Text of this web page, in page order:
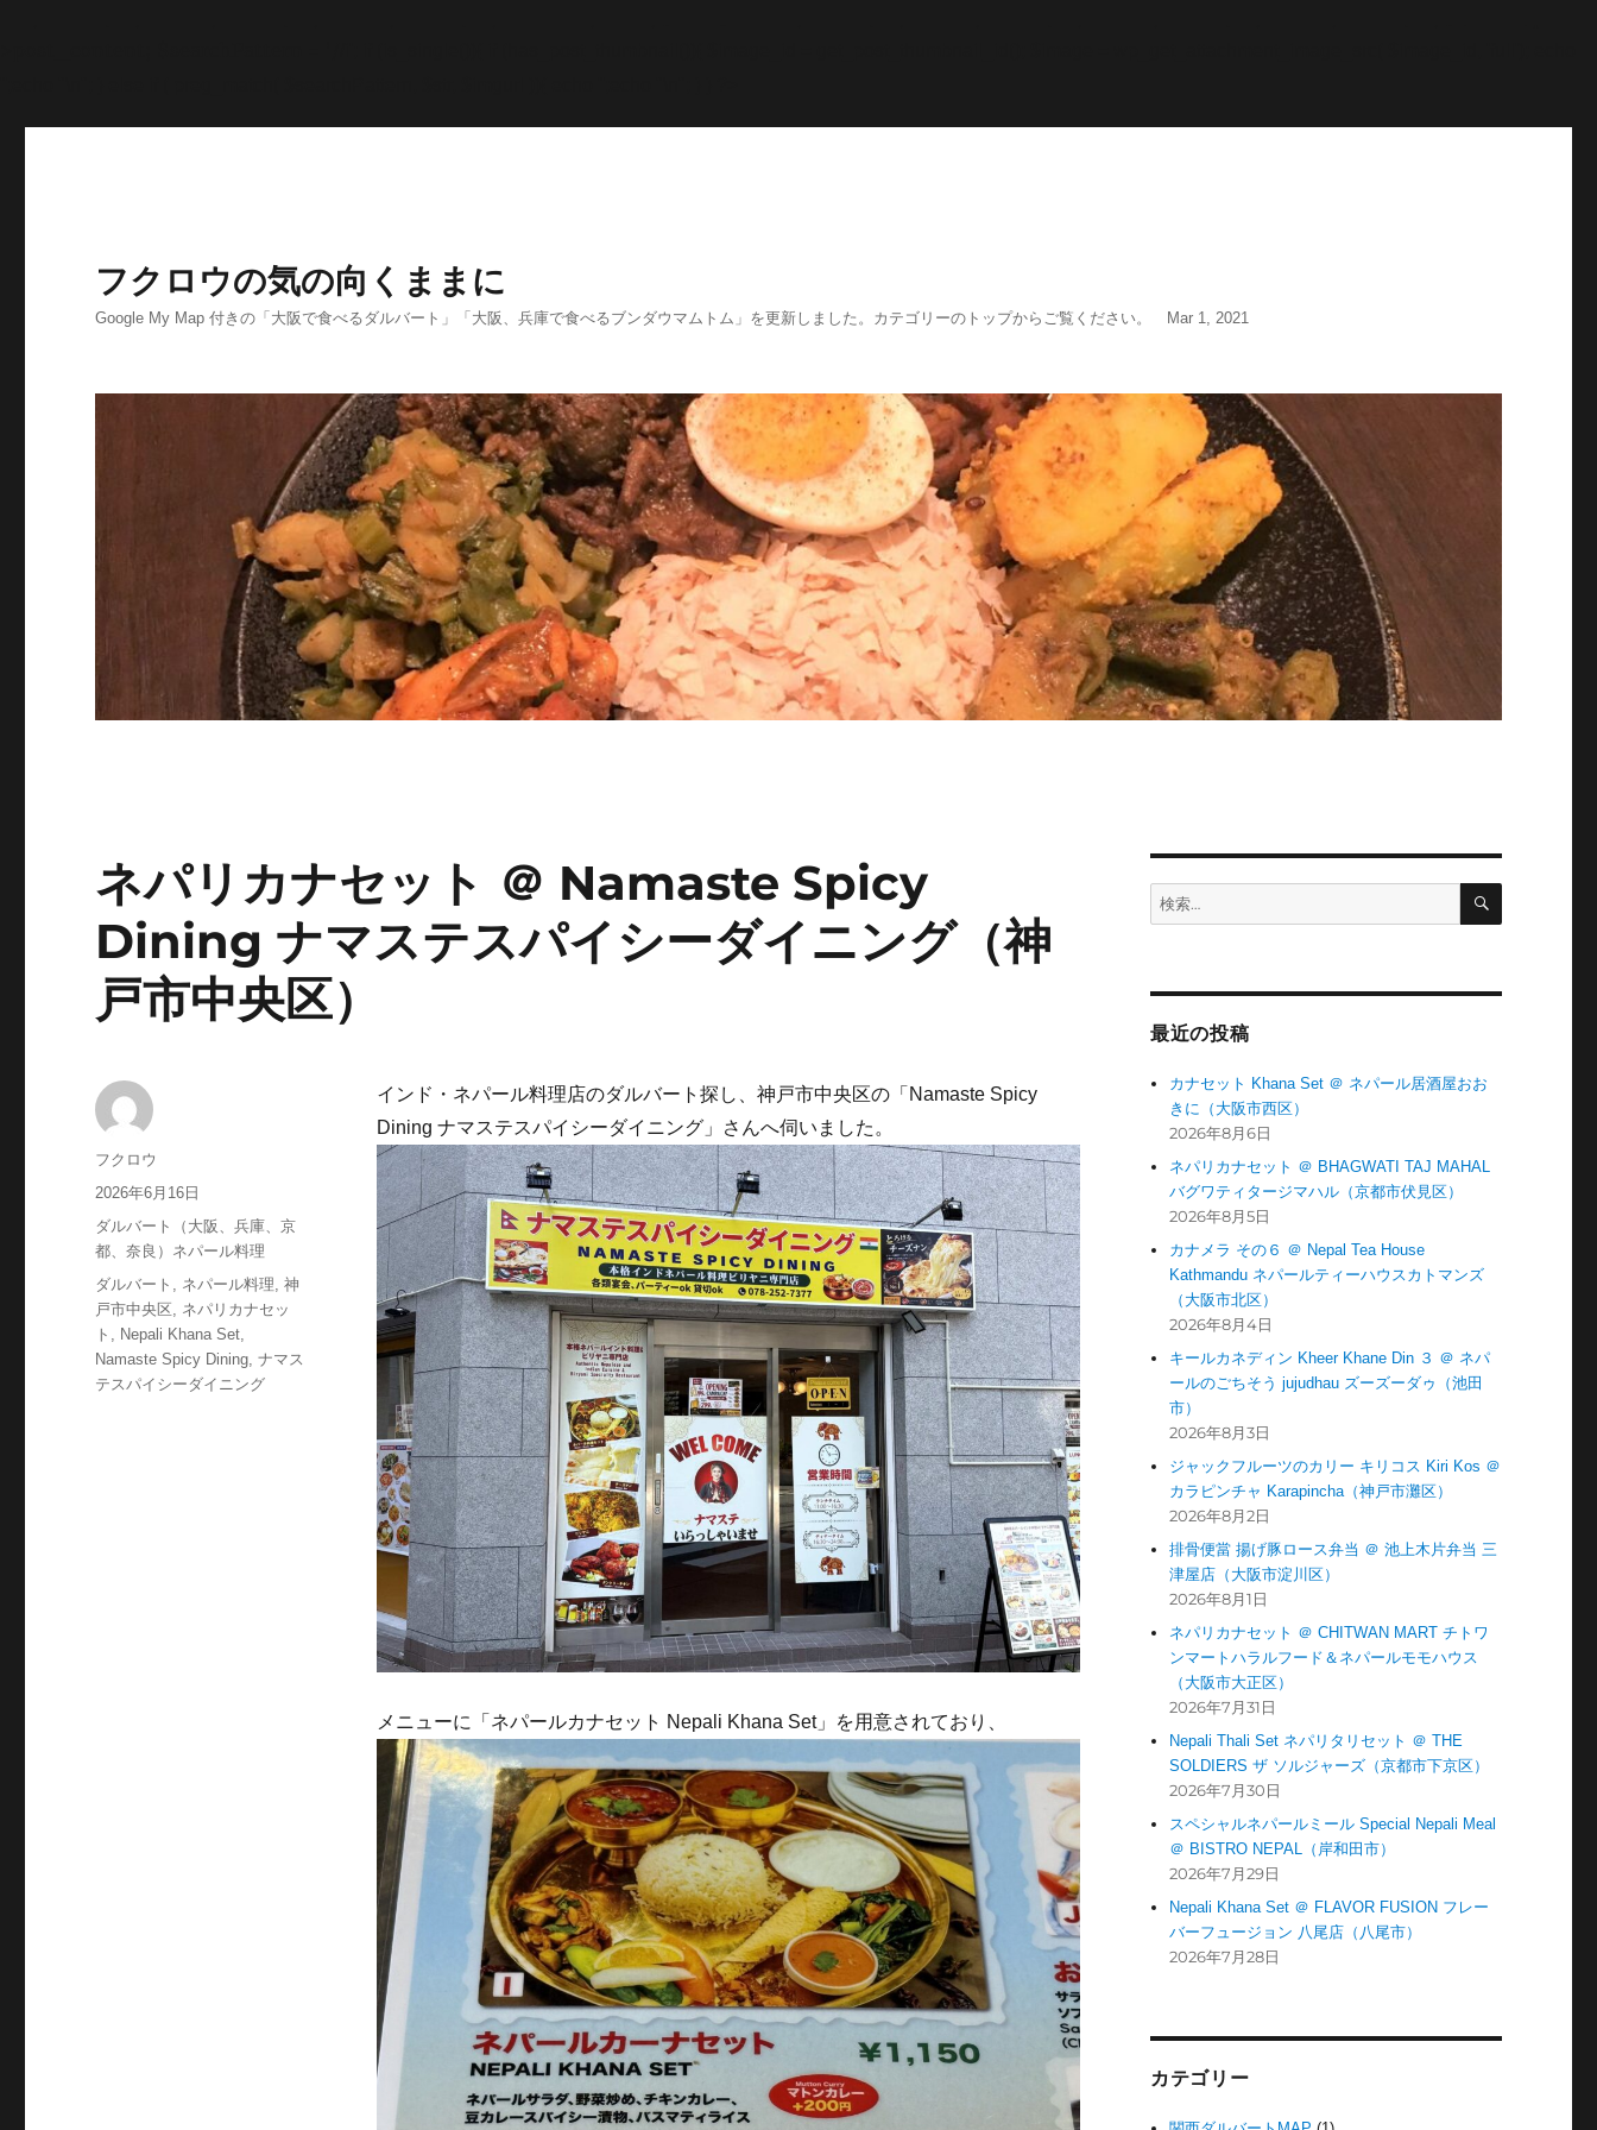
フクロウの気の向くままに
Google My Map 付きの「大阪で食べるダルバート」「大阪、兵庫で食べるブンダウマムトム」を更新しました。カテゴリーのトップからご覧ください。 Mar 1, 2021
ネパリカナセット ＠ Namaste Spicy
Dining ナマステスパイシーダイニング（神
戸市中央区）
インド・ネパール料理店のダルバート探し、神戸市中央区の「Namaste Spicy
Dining ナマステスパイシーダイニング」さんへ伺いました。
メニューに「ネパールカナセット Nepali Khana Set」を用意されており、
投
稿
フクロウ
投
稿
日:
2026年6月16日
カ
テ
ゴ
リ
ー
ダルバート（大阪、兵庫、京
都、奈良）ネパール料理
タ
グ
ダルバート , ネパール料理,神
戸市中央区, ネパリカナセッ
ト , Nepali Khana Set,
Namaste Spicy Dining,ナマス
テスパイシーダイニング
検
索:
検
最近の投稿
カナセット Khana Set ＠ ネパール居酒屋おお
きに（大阪市西区）
2026年8月6日
ネパリカナセット ＠ BHAGWATI TAJ MAHAL
バグワティタージマハル（京都市伏見区）
2026年8月5日
カナメラ その６ ＠ Nepal Tea House
Kathmandu ネパールティーハウスカトマンズ
（大阪市北区）
2026年8月4日
キールカネディン Kheer Khane Din ３ ＠ ネパ
ールのごちそう jujudhau ズーズーダゥ（池田
市）
2026年8月3日
ジャックフルーツのカリー キリコス Kiri Kos ＠
カラピンチャ Karapincha（神戸市灘区）
2026年8月2日
排骨便當 揚げ豚ロース弁当 ＠ 池上木片弁当 三
津屋店（大阪市淀川区）
2026年8月1日
ネパリカナセット ＠ CHITWAN MART チトワ
ンマートハラルフード＆ネパールモモハウス
（大阪市大正区）
2026年7月31日
Nepali Thali Set ネパリタリセット ＠ THE
SOLDIERS ザ ソルジャーズ（京都市下京区）
2026年7月30日
スペシャルネパールミール Special Nepali Meal
＠ BISTRO NEPAL（岸和田市）
2026年7月29日
Nepali Khana Set ＠ FLAVOR FUSION フレー
バーフュージョン 八尾店（八尾市）
2026年7月28日
カテゴリー